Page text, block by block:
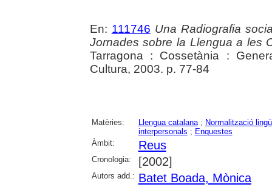
En: 111746 Una Radiografia
Jornades sobre la Llengua a les
Tarragona : Cossetània :
Cultura, 2003. p. 77-84
Matèries: Llengua catalana; Normalització
interpersonals ; Enquestes
Àmbit:
Reus
Cronologia: [2002]
Autors add.: Batet Boada, Mònica